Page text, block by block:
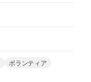
ボランティア